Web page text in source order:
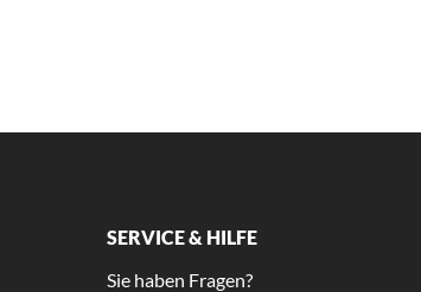
SERVICE & HILFE
Sie haben Fragen?